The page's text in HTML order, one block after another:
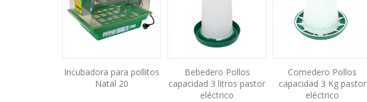
Incubadora para pollitos
Natal 20
Bebedero Pollos
capacidad 3 litros pastor
eléctrico
Comedero Pollos
capacidad 3 Kg pastor
eléctrico